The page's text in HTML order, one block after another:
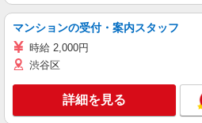
マンションの受付・案内スタッフ
時給 2,000円
渋谷区
詳細を見る